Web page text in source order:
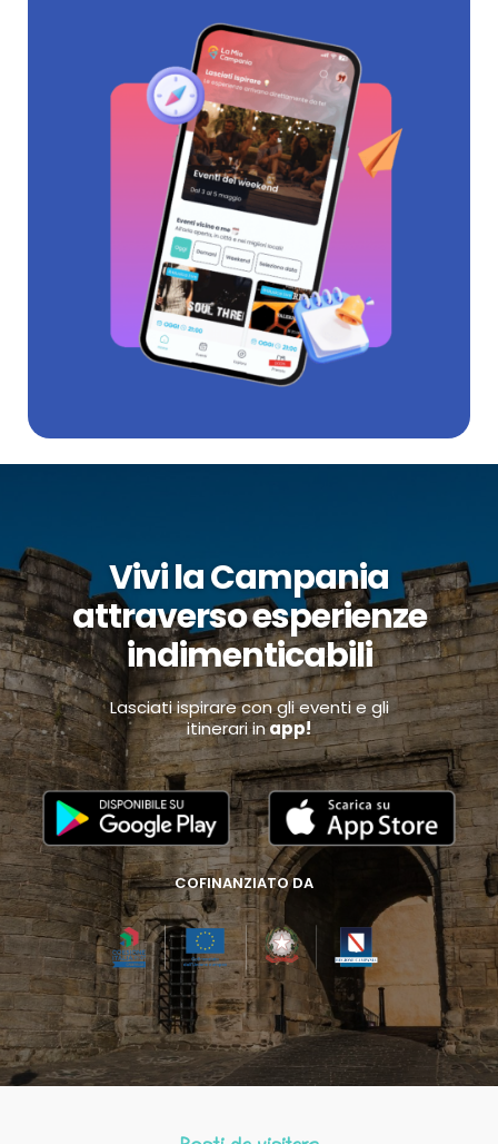
Vivi la Campania
attraverso esperienze
indimenticabili
Lasciati ispirare con gli eventi e gli
itinerari inapp!
COFINANZIATO DA